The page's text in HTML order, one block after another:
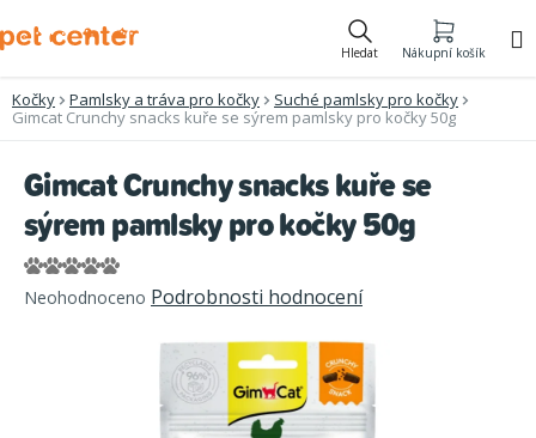
na
Hledat Nákupní košík
Kočky Pamlsky a tráva pro kočky
Suché pamlsky pro kočky
Gimcat Crunchy snacks kuře se sýrem pamlsky pro kočky 50g
Gimcat Crunchy snacks kuře se
sýrem pamlsky pro kočky 50g
Průměrné
hodnocení
Neohodnoceno Podrobnosti hodnocení